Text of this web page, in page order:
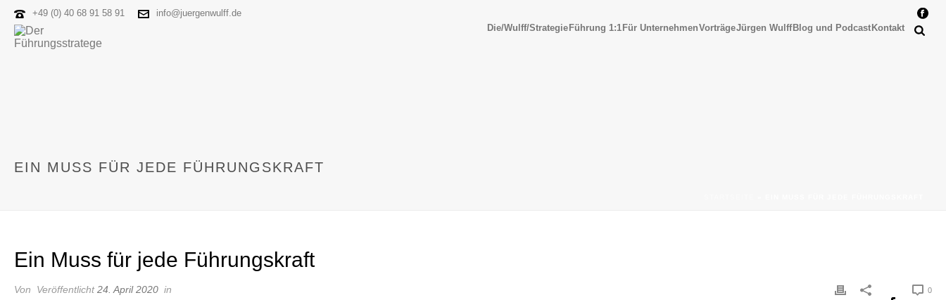
+49 (0) 40 68 91 58 91
info@juergenwulff.de
Die/Wulff/Strategie Führung 1:1 Für UnternehmenVorträgeJürgen WulffBlog und Podcast Kontakt
EIN MUSS FÜR JEDE FÜHRUNGSKRAFT
Ein Muss für jede Führungskraft
Von Veröffentlicht24. April 2020 in 0